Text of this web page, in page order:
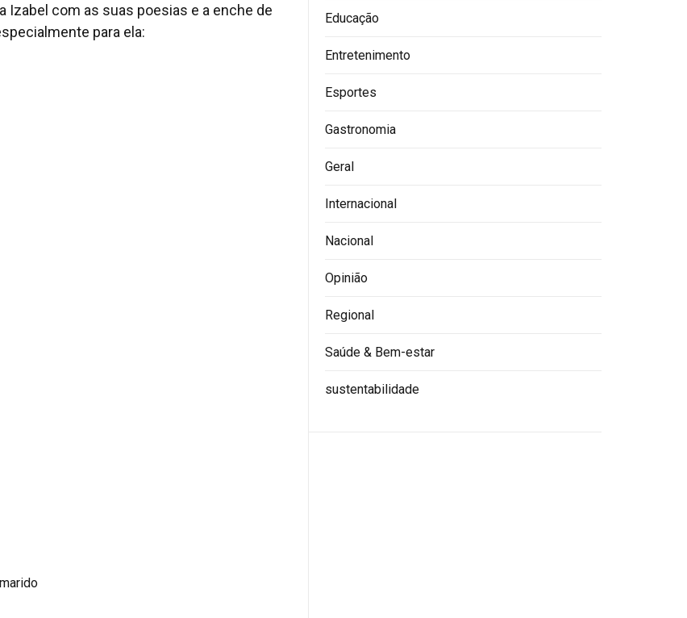
Izabel com as suas poesias e a enche de
para ela:
Educação
Entretenimento
Esportes
Gastronomia
Geral
Internacional
Nacional
Opinião
Regional
Saúde & Bem-estar
sustentabilidade